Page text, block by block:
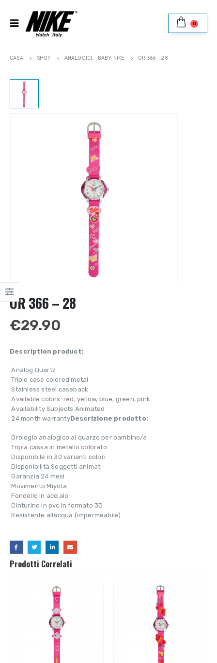
0
CASA SHOP ANALOGICI, BABY NIKE OR 366 – 28
OR 366 – 28
€29.90
Description product:
 Analog Quartz
 Triple case colored metal
 Stainless steel caseback
 Available colors: red, yellow, blue, green, pink
 Availability Subjects Animated
 24 month warrantyDescrizione prodotto:
 Orologio analogico al quarzo per bambino/a
 Tripla cassa in metallo colorato
 Disponibile in 30 varianti colori
 Disponibilità Soggetti animati
 Garanzia 24 mesi
 Movimento Miyota
 Fondello in acciaio
 Cinturino in pvc in formato 3D
 Resistente allacqua (impermeabile)
Prodotti Correlati